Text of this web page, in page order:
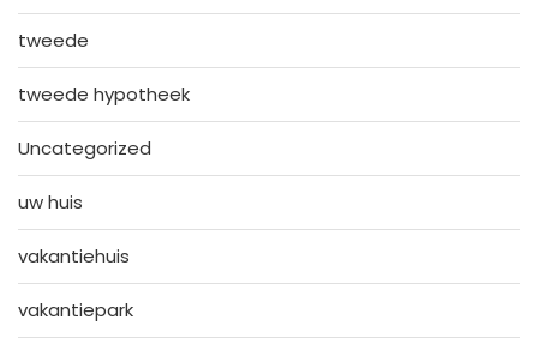
tweede
tweede hypotheek
Uncategorized
uw huis
vakantiehuis
vakantiepark